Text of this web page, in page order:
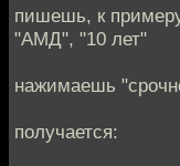
пишешь, к
"АМД", "10 лет"
нажимаешь
получается: